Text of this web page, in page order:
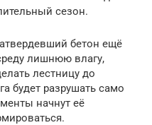
сезон.
бетон ещё
лишнюю влагу,
лестницу до
будет разрушать само
начнут её